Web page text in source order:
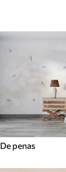
De penas